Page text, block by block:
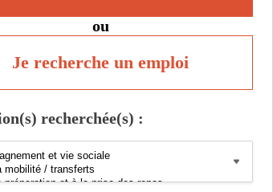
ou
Je recherche un emploi
recherchée(s) :